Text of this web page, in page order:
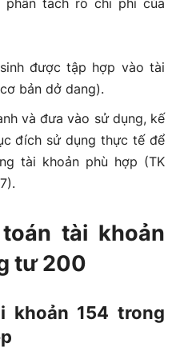
phân tách rõ chi phí của
được tập hợp vào tài
bản dở dang).
và đưa vào sử dụng, kế
đích sử dụng thực tế để
tài khoản phù hợp (TK
tài khoản
tư 200
khoản 154 trong